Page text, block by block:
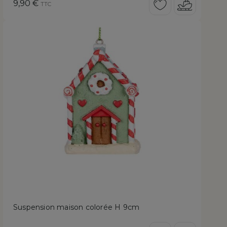
Prix
9,90 € TTC
Suspension maison colorée H 9cm